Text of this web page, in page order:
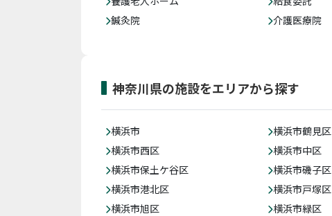
鍼灸院
介護医療院
神奈川県の施設をエリアから探す
横浜市 横浜市鶴見区
横浜市西区
横浜市中区
横浜市保土ケ谷区
横浜市磯子区
横浜市港北区
横浜市戸塚区
横浜市旭区
横浜市緑区